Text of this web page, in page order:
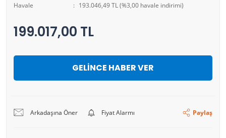
Havale
193.046,49 TL (%3,00 havale indirimi)
199.017,00 TL
GELİNCE HABER VER
Arkadaşına Öner Fiyat Alarmı Paylaş